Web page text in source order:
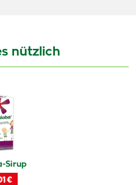
nützlich
Sirup
€